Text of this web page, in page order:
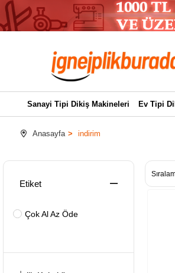
Sanayi Tipi Dikiş Makineleri Ev Tipi
Anasayfa indirim
Etiket
Çok Al Az Öde